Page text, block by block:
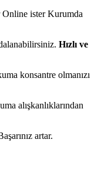
ister Kurumda
Hızlı ve
konsantre olmanızı
alışkanlıklarından
artar.